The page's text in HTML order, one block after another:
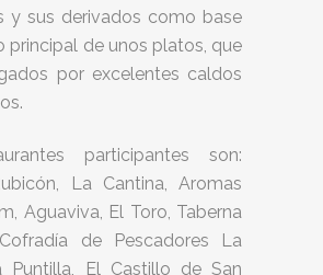
y sus derivados como base
principal de unos platos, que
por excelentes caldos
participantes son:
La Cantina, Aromas
Aguaviva, El Toro, Taberna
de Pescadores La
Puntilla, El Castillo de San